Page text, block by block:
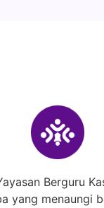
Berguru
yang menaungi